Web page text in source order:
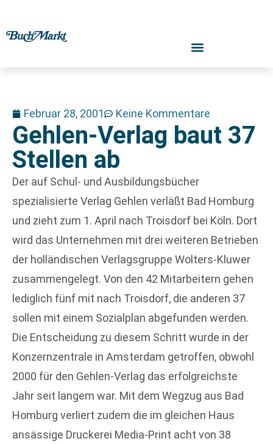
Februar 28, 2001 Keine Kommentare
Gehlen-Verlag baut 37
Stellen ab
Der auf Schul- und Ausbildungsbücher
spezialisierte Verlag Gehlen verläßt Bad Homburg
und zieht zum 1. April nach Troisdorf bei Köln. Dort
wird das Unternehmen mit drei weiteren Betrieben
der holländischen Verlagsgruppe Wolters-Kluwer
zusammengelegt. Von den 42 Mitarbeitern gehen
lediglich fünf mit nach Troisdorf, die anderen 37
sollen mit einem Sozialplan abgefunden werden.
Die Entscheidung zu diesem Schritt wurde in der
Konzernzentrale in Amsterdam getroffen, obwohl
2000 für den Gehlen-Verlag das erfolgreichste
Jahr seit langem war. Mit dem Wegzug aus Bad
Homburg verliert zudem die im gleichen Haus
ansässige Druckerei Media-Print acht von 38